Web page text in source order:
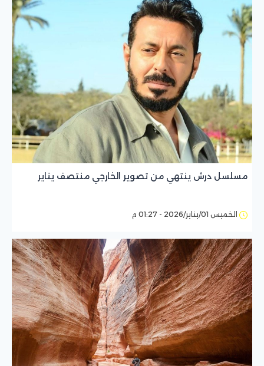
مسلسل درش ينتهي من تصوير الخارجي منتصف يناير
الخميس 01/يناير/2026 - 01:27 م